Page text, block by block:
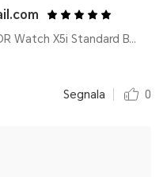
Da HONOR Watch X5i Standard BT 8MB+128MB Black
Segnala 0